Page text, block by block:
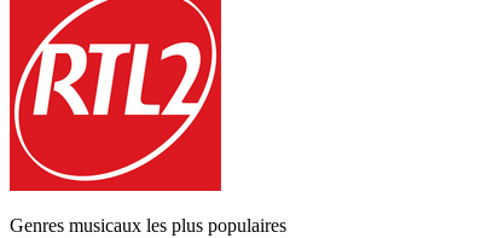
Genres musicaux les plus populaires